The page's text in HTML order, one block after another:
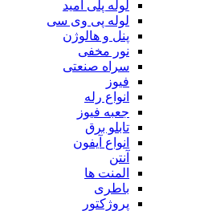
لوله پلی آمید
لوله پی وی سی
پنل و هالوژن
نور مخفی
سراه صنعتی
فیوز
انواع رله
جعبه فیوز
تابلو برق
انواع آیفون
آنتن
المنت ها
باطری
پروژکتور